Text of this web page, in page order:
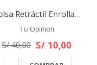
Bolsa Retráctil Enrollable Ecológica Plegable Modelo 2024
Tu Opinion
S/ 10,00
S/ 40,00